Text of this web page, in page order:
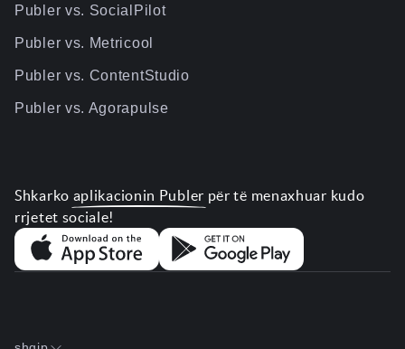
Publer vs. SocialPilot
Publer vs. Metricool
Publer vs. ContentStudio
Publer vs. Agorapulse
Shkarko aplikacionin Publer për të menaxhuar kudo
rrjetet sociale!